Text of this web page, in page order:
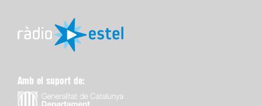
Amb el suport de: